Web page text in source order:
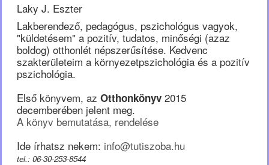
Laky J. Eszter
Lakberendező, pedagógus, pszichológus vagyok,
"küldetésem" a pozitív, tudatos, minőségi (azaz
boldog) otthonlét népszerűsítése. Kedvenc
szakterületeim a környezetpszichológia és a pozitív
pszichológia.
Első könyvem, az Otthonkönyv 2015
decemberében jelent meg.
A könyv bemutatása, rendelése
Ide írhatsz nekem: info@tutiszoba.hu
tel.: 06-30-253-8544